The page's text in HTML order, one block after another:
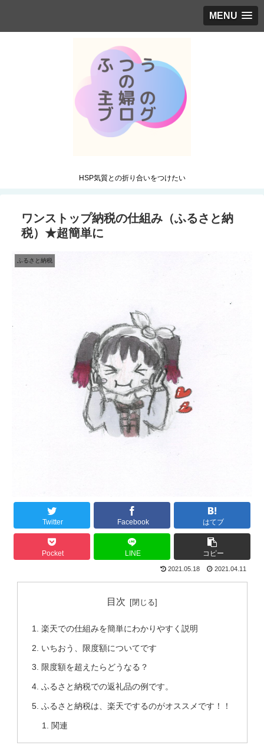
MENU
HSP気質との折り合いをつけたい
ワンストップ納税の仕組み（ふるさと納
税）★超簡単に
ふるさと納税
Twitter Facebook はてブ
Pocket LINE コピー
2021.05.18 2021.04.11
目次
楽天での仕組みを簡単にわかりやすく説明
いちおう、限度額についてです
限度額を超えたらどうなる？
ふるさと納税での返礼品の例です。
ふるさと納税は、楽天でするのがオススメです！！
関連